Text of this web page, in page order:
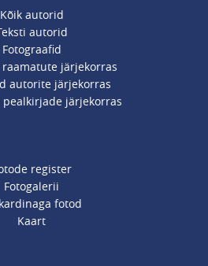
Kõik autorid
autorid
Fotograafid
järjekorras
autorite järjekorras
pealkirjade järjekorras
register
Fotogalerii
fotod
Kaart